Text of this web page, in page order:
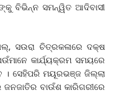
ବିଭିନ୍ନ ସମନ୍ୱିତ ଆଦିବାସୀ
ସଉରା ଚିତ୍ରକଳାରେ ଦକ୍ଷ
କାର୍ଯ୍ୟକ୍ରମ ସମୟରେ
। ସେହିପରି ମୟୂରଭଞ୍ଜ ଜିଲ୍ଲା
ବାଉଁଶ କାରିଗରୀରେ